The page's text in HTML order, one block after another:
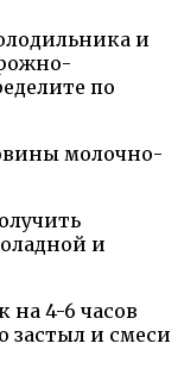
и
по
молочно-
и
на 4-6 часов
застыл и смеси